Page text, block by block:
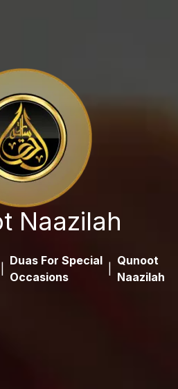
Naazilah
Duas For Special
Occasions
Qunoot
Naazilah